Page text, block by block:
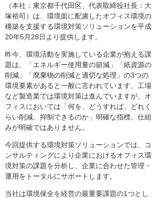
（本社：東京都千代田区、代表取締役社長：大
塚裕司）は、環境面に配慮したオフィス環境の
構築を支援する環境対策ソリューションを平成
20年5月28日より提供します。
昨今、環境活動を実施している企業が抱える課
題は、「エネルギー使用量の節減」「紙資源の
削減」「廃棄物の削減と適切な処理」の3つの
環境要素があると一般に言われています。工場
など製造業では環境対策は進んでいますが、オ
フィスにおいては「何を、どうすれば、どれく
らい削減、抑制できるのか」明確な指標、仕組
みが明確ではありません。
今回提供する環境対策ソリューションでは、コ
ンサルティングにより企業におけるオフィス環
境対策の課題を分析し、企業に合わせた管理・
運用をトータルにサポートします。
当社は環境保全を経営の最重要課題の1つとし